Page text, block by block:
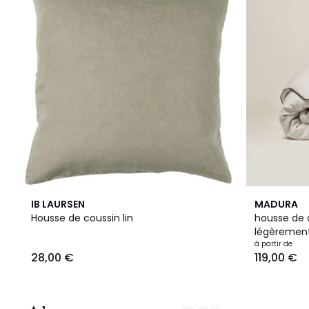
IB LAURSEN
Housse de coussin lin
28,00 €
1
/
21
Couleurs
MADURA
housse de
à partir de
119,00 €
10
Couleurs